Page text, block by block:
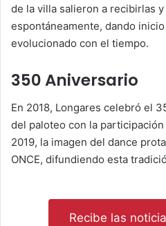
de la villa salieron a recibirlas
espontáneamente, dando
evolucionado con el tiempo.
350 Aniversario
En 2018, Longares celebró el
del paloteo con la
2019, la imagen del dance
ONCE, difundiendo esta
Recibe las